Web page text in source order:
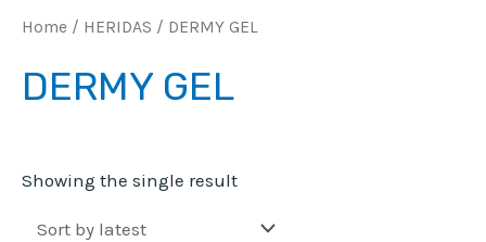
Home / HERIDAS / DERMY GEL
DERMY GEL
Showing the single result